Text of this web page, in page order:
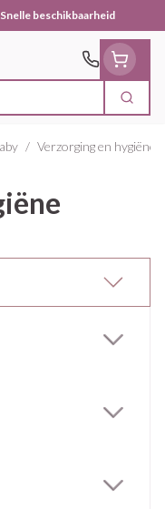
Snelle beschikbaarheid
Zoek
/ Verzorging en hygiëne